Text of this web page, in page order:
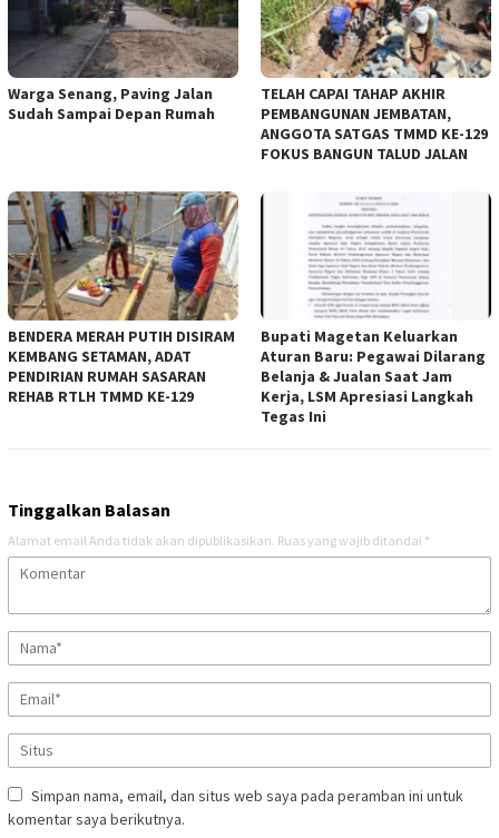
Warga Senang, Paving Jalan
Sudah Sampai Depan Rumah
TELAH CAPAI TAHAP AKHIR
PEMBANGUNAN JEMBATAN,
ANGGOTA SATGAS TMMD KE-129
FOKUS BANGUN TALUD JALAN
BENDERA MERAH PUTIH DISIRAM
KEMBANG SETAMAN, ADAT
PENDIRIAN RUMAH SASARAN
REHAB RTLH TMMD KE-129
Bupati Magetan Keluarkan
Aturan Baru: Pegawai Dilarang
Belanja & Jualan Saat Jam
Kerja, LSM Apresiasi Langkah
Tegas Ini
Tinggalkan Balasan
Alamat email Anda tidak akan dipublikasikan. Ruas yang wajib ditandai *
Simpan nama, email, dan situs web saya pada peramban ini untuk
komentar saya berikutnya.